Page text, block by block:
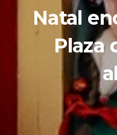
Natal
Plaza